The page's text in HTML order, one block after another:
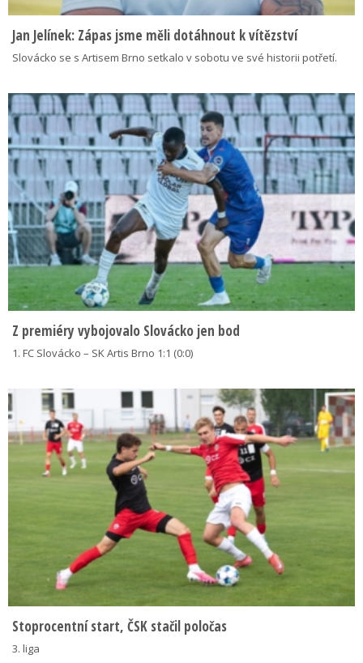
Jan Jelínek: Zápas jsme měli dotáhnout k vítězství
Slovácko se s Artisem Brno setkalo v sobotu ve své historii potřetí.
Z premiéry vybojovalo Slovácko jen bod
1. FC Slovácko – SK Artis Brno 1:1 (0:0)
Stoprocentní start, ČSK stačil poločas
3. liga